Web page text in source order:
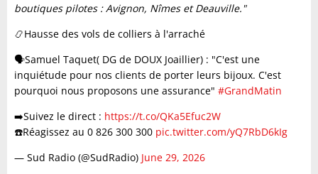
boutiques pilotes : Avignon, Nîmes et Deauville."
📿Hausse des vols de colliers à l'arraché
🗣️Samuel Taquet( DG de DOUX Joaillier) : "C'est une
inquiétude pour nos clients de porter leurs bijoux. C'est
pourquoi nous proposons une assurance" #GrandMatin
➡️Suivez le direct : https://t.co/QKa5Efuc2W
☎️Réagissez au 0 826 300 300 pic.twitter.com/yQ7RbD6kIg
— Sud Radio (@SudRadio) June 29, 2026